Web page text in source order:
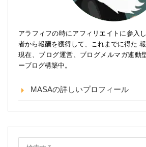
アラフィフの時にアフィリエイトに参入
者から報酬を獲得して、これまでに得た
現在、ブログ運営、ブログメルマガ連動
ーブログ構築中。
MASAの詳しいプロフィール